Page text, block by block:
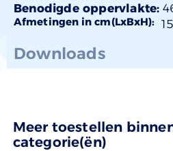
Benodigde oppervlakte:
Afmetingen in cm(LxBxH):
Downloads
Meer toestellen
categorie(ën)